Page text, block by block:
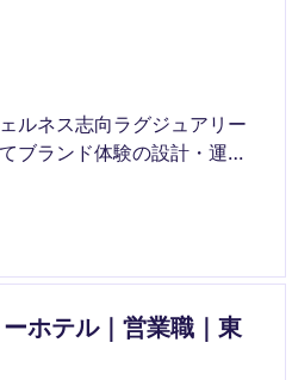
ルネス志向ラグジュアリー
ブランド体験の設計・運営
にとどまらず、"ホスト"と
ホテル｜営業職｜東